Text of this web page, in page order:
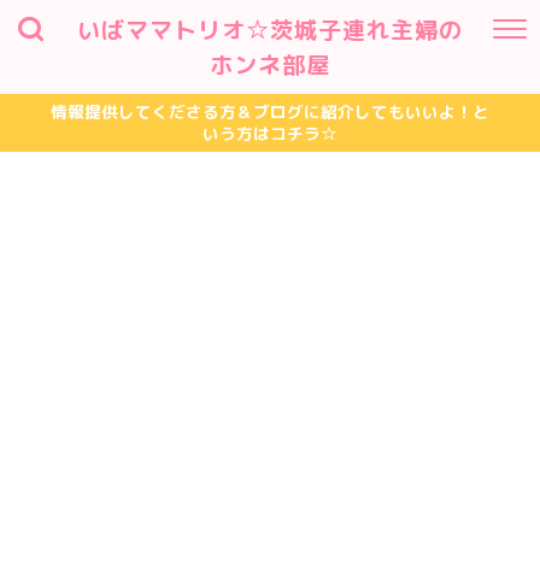
いばママトリオ☆茨城子連れ主婦の
ホンネ部屋
情報提供してくださる方＆ブログに紹介してもいいよ！と
いう方はコチラ☆